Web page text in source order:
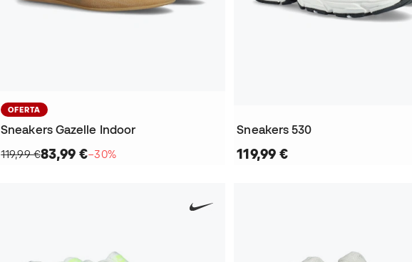
OFERTA
Sneakers Gazelle Indoor
119,99 €83,99 €−30%
Sneakers 530
119,99 €